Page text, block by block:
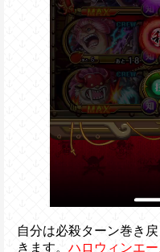
自分は必殺ターン巻き
きます。 ハロウィンエ